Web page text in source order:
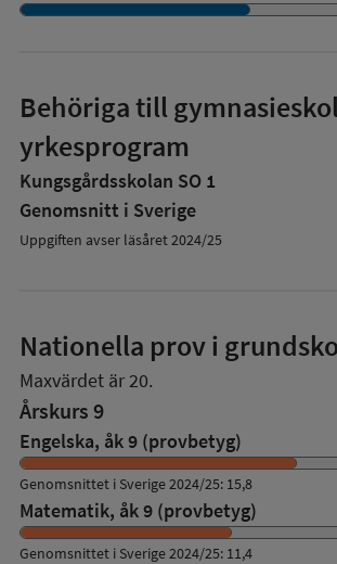
Behöriga till
yrkesprogram
Kungsgårdsskolan SO 1
Genomsnitt i Sverige
Uppgiften avser läsåret 2024/25
Nationella prov i
Maxvärdet är 20.
Årskurs 9
Engelska, åk 9 (provbetyg)
Genomsnittet i Sverige 2024/25: 15,8
Matematik, åk 9 (provbetyg)
Genomsnittet i Sverige 2024/25: 11,4